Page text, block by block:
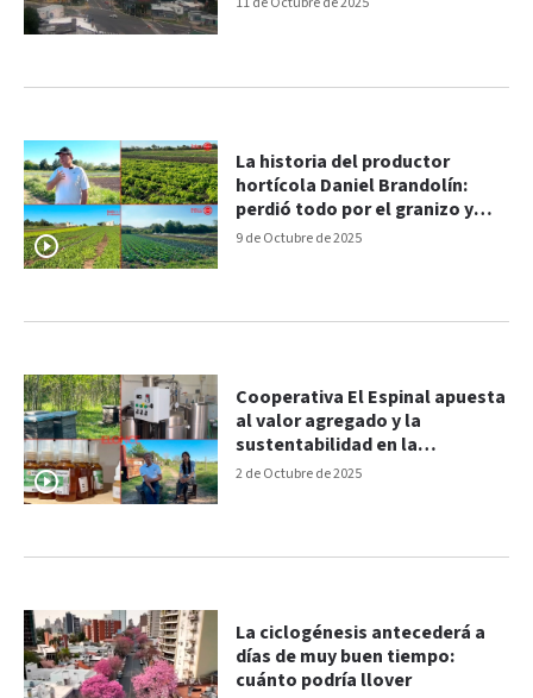
9 de Octubre de 2025
La historia del productor
hortícola Daniel Brandolín:
perdió todo por el granizo y
una idea lo hizo resurgir
2 de Octubre de 2025
Cooperativa El Espinal apuesta
al valor agregado y la
sustentabilidad en la
apicultura
La ciclogénesis antecederá a
días de muy buen tiempo:
cuánto podría llover